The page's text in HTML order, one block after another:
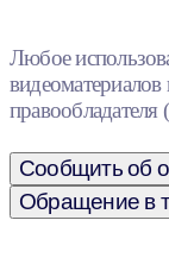
Любое
видеоматериалов
Сообщить об
Обращение в